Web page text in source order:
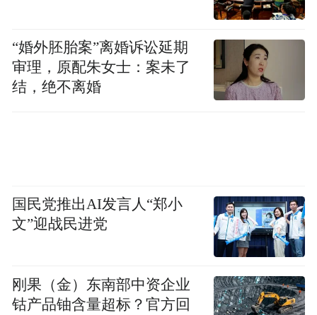
“婚外胚胎案”离婚诉讼延期
审理，原配朱女士：案未了
结，绝不离婚
国民党推出AI发言人“郑小
文”迎战民进党
刚果（金）东南部中资企业
钴产品铀含量超标？官方回